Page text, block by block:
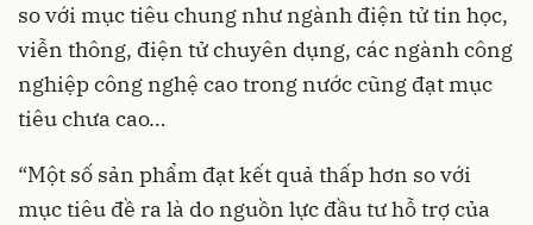
so với mục tiêu chung như ngành điện tử tin học,
viễn thông, điện tử chuyên dụng, các ngành công
nghiệp công nghệ cao trong nước cũng đạt mục
tiêu chưa cao…
“Một số sản phẩm đạt kết quả thấp hơn so với
mục tiêu đề ra là do nguồn lực đầu tư hỗ trợ của